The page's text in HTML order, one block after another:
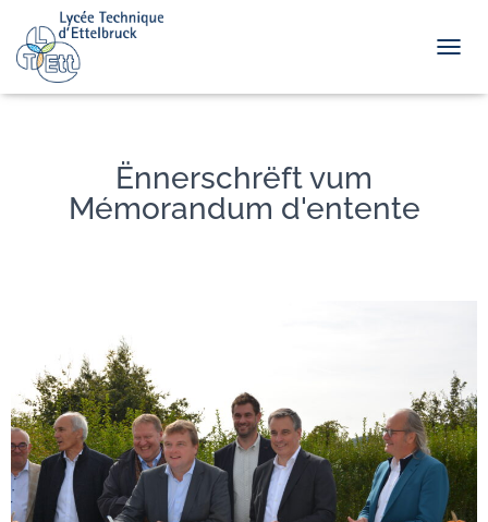
Ënnerschrëft vum
Mémorandum d'entente